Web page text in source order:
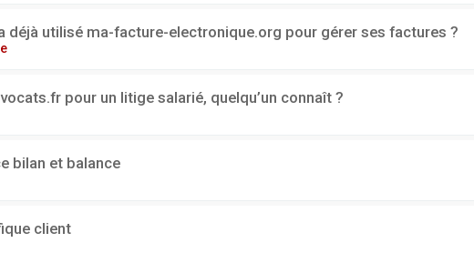
déjà utilisé ma-facture-electronique.org pour gérer ses factures ?
pour un litige salarié, quelqu’un connaît ?
bilan et balance
client